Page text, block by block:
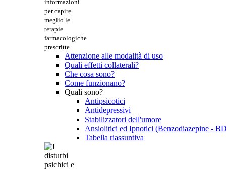
informazioni
per capire
meglio le
terapie
farmacologiche
prescritte
Attenzione alle modalità di uso
Quali effetti collaterali?
Che cosa sono?
Come funzionano?
Quali sono?
Antipsicotici
Antidepressivi
Stabilizzatori dell'umore
Ansiolitici ed Ipnotici (Benzodiazepine -
Tabella riassuntiva